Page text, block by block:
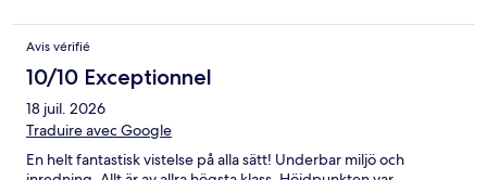
Avis vérifié
10/10 Exceptionnel
18 juil. 2026
Traduire avec Google
En helt fantastisk vistelse på alla sätt! Underbar miljö och